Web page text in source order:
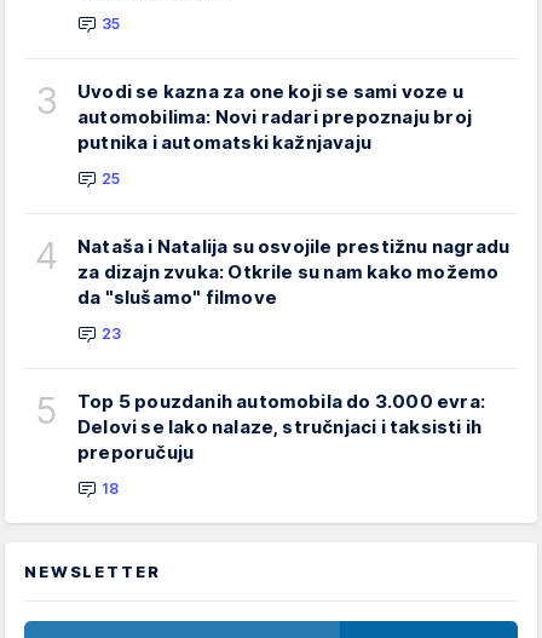
35
3
Uvodi se kazna za one koji se sami voze u
automobilima: Novi radari prepoznaju broj
putnika i automatski kažnjavaju
25
4
Nataša i Natalija su osvojile prestižnu nagradu
za dizajn zvuka: Otkrile su nam kako možemo
da "slušamo" filmove
23
5
Top 5 pouzdanih automobila do 3.000 evra:
Delovi se lako nalaze, stručnjaci i taksisti ih
preporučuju
18
NEWSLETTER